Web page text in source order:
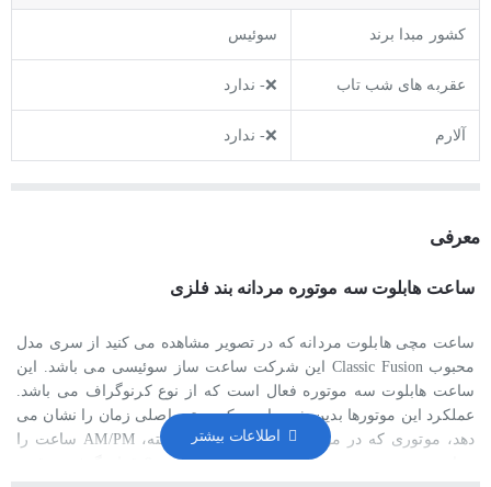
کشور مبدا برند سوئیس
عقربه های شب تاب ❌- ندارد
آلارم ❌- ندارد
معرفی
ساعت هابلوت سه موتوره مردانه بند فلزی
ساعت مچی هابلوت مردانه که در تصویر مشاهده می کنید از سری مدل
محبوب Classic Fusion این شرکت ساعت ساز سوئیسی می باشد. این
ساعت هابلوت سه موتوره فعال است که از نوع کرنوگراف می باشد.
عملکرد این موتورها بدین شرح است که موتور اصلی زمان را نشان می
دهد، موتوری که در موقعیت ساعت 3 قرار گرفته، AM/PM ساعت را